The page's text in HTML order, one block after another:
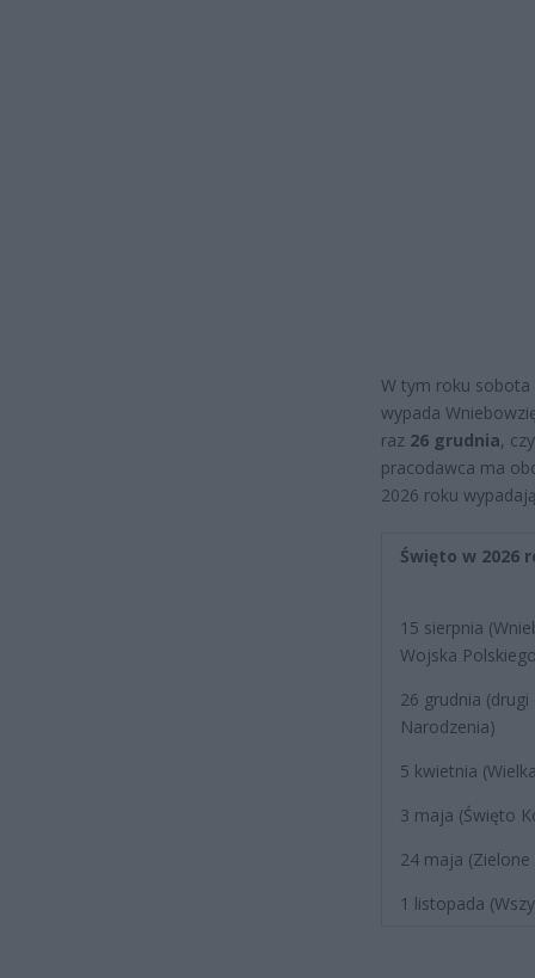
W tym roku sobota
wypada
raz 26 grudnia,
pracodawca ma
2026 roku
Święto w 2026
15 sierpnia
Wojska
26 grudnia
Narodzenia)
5 kwietnia
3 maja (Święto
24 maja (Zielone
1 listopada